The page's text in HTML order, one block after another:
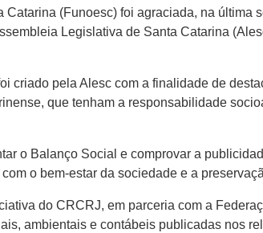
(Funoesc) foi agraciada, na última
Legislativa de Santa Catarina
criado pela Alesc com a finalidade de
que tenham a responsabilidade
o Balanço Social e comprovar a
o bem-estar da sociedade e a
do CRCRJ, em parceria com a
ambientais e contábeis publicadas nos